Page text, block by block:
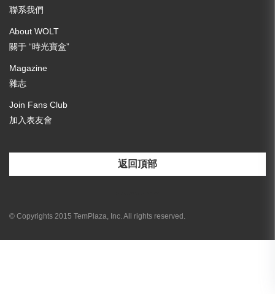
聯系我們
About WOLT
關于 “時光寶盒”
Magazine
雜志
Join Fans Club
加入表友會
返回頂部
© Copyrights 2015 TemPlaza, Inc. All rights reserved.